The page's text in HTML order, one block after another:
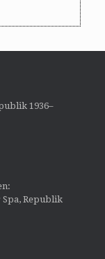
1936–
Republik